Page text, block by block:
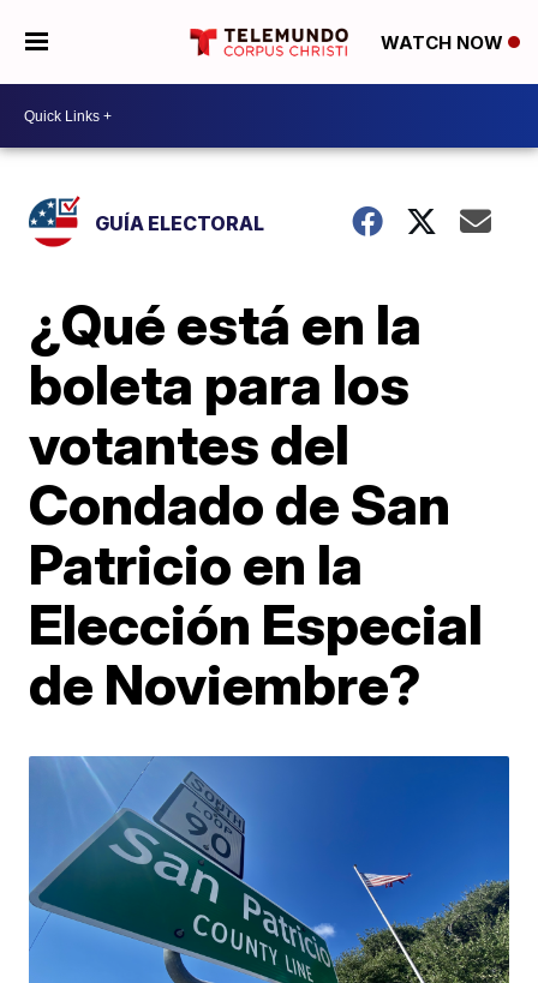
WATCH NOW
GUÍA ELECTORAL
¿Qué está en la
boleta para los
votantes del
Condado de San
Patricio en la
Elección Especial
de Noviembre?